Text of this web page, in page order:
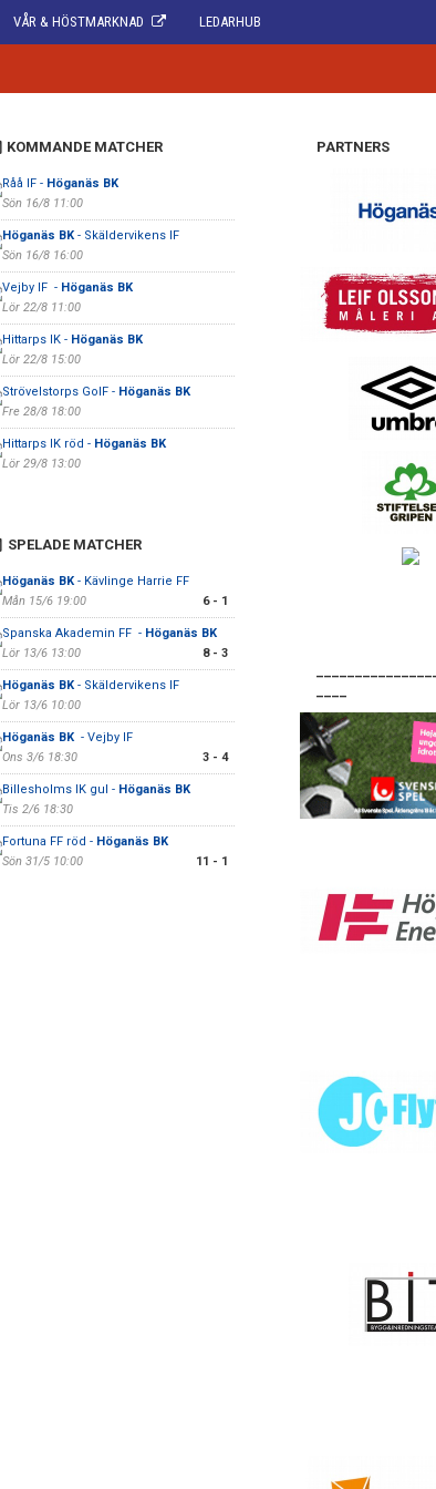
VÅR & HÖSTMARKNAD LEDARHUB
KOMMANDE MATCHER
Råå IF - Höganäs BK
Sön 16/8 11:00
Höganäs BK- Skäldervikens IF
Sön 16/8 16:00
Vejby IF - Höganäs BK
Lör 22/8 11:00
Hittarps IK - Höganäs BK
Lör 22/8 15:00
Strövelstorps GoIF - Höganäs BK
Fre 28/8 18:00
Hittarps IK röd - Höganäs BK
Lör 29/8 13:00
SPELADE MATCHER
Höganäs BK- Kävlinge Harrie FF
Mån 15/6 19:00
6 - 1
Spanska Akademin FF - Höganäs BK
Lör 13/6 13:00
8 - 3
Höganäs BK- Skäldervikens IF
Lör 13/6 10:00
Höganäs BK - Vejby IF
Ons 3/6 18:30
3 - 4
Billesholms IK gul - Höganäs BK
Tis 2/6 18:30
Fortuna FF röd - Höganäs BK
Sön 31/5 10:00
11 - 1
PARTNERS
____